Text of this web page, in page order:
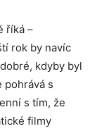
říká –
rok by navíc
kdyby byl
pohrává s
s tím, že
filmy